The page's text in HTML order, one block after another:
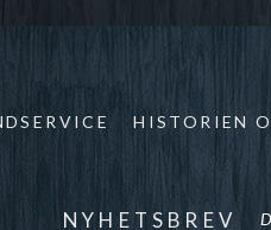
HISTORIEN
NYHETSBREV